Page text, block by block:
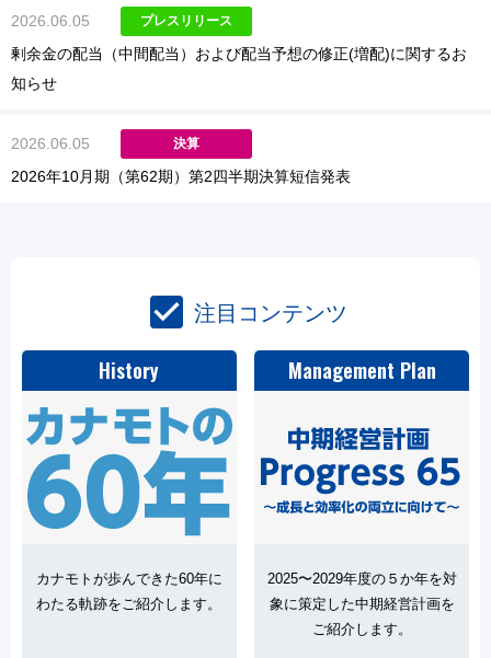
2026.06.05 プレスリリース
剰余金の配当（中間配当）および配当予想の修正(増配)に関するお
知らせ
2026.06.05 決算
2026年10月期（第62期）第2四半期決算短信発表
check_box 注目コンテンツ
History
カナモトが歩んできた60年に
わたる軌跡をご紹介します。
Management Plan
2025〜2029年度の５か年を対
象に策定した中期経営計画を
ご紹介します。